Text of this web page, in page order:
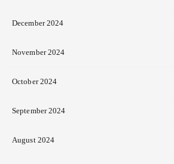
December 2024
November 2024
October 2024
September 2024
August 2024